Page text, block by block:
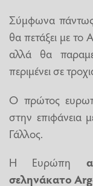
Σύμφωνα
θα πετάξει με
αλλά θα
περιμένει σε
Ο πρώτος
στην επιφάνεια
Γάλλος.
Η Ευρώπη
σεληνάκατο